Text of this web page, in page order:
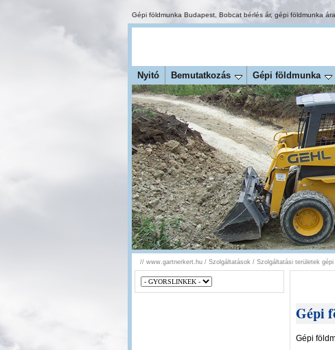
Gépi földmunka Budapest Bobcat bérlés ár, gépi földmunka
Nyitó Bemutatkozás Gépi földmunka
// www.gartnerkert.hu / Szolgáltatások / Szolgáltatási területek
Gépi
Gépi